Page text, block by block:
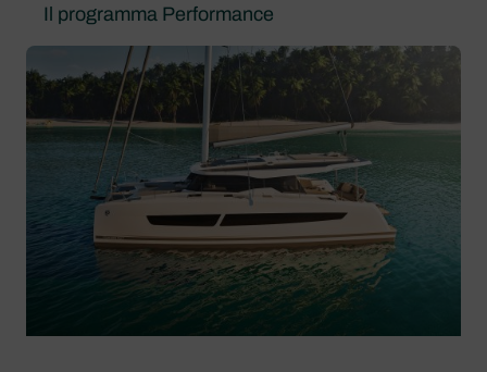
Il programma Performance